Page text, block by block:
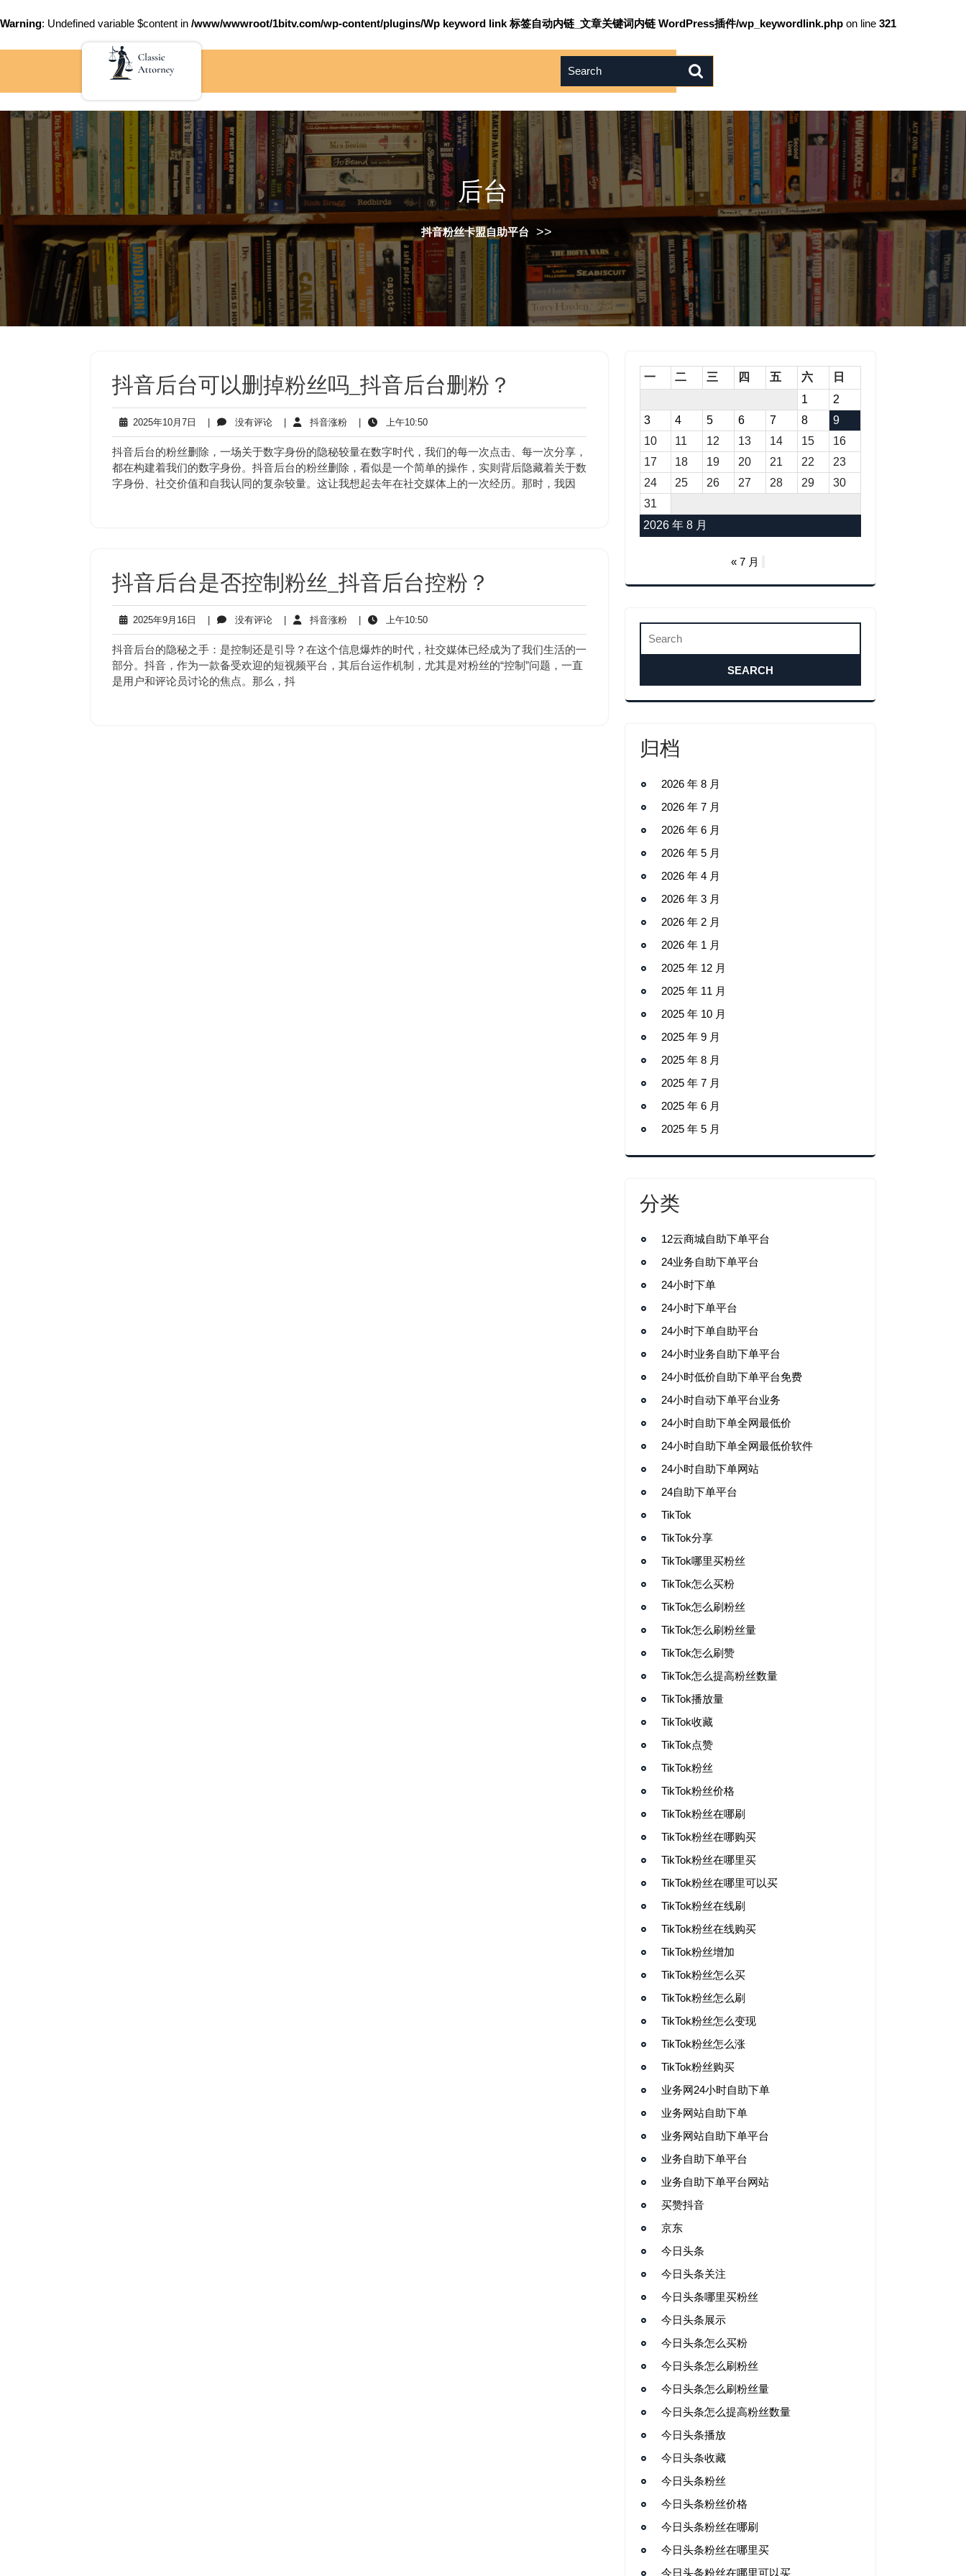
Warning: Undefined variable $content in /www/wwwroot/1bitv.com/wp-content/plugins/Wp keyword link 标签自动内链_文章关键词内链 WordPress插件/wp_keywordlink.php on line 321
后台
抖音粉丝卡盟自助平台 >>
抖音后台可以删掉粉丝吗_抖音后台删粉？
2025年10月7日
2025
年
10
月
7
日
没有评论没
有
评
论
抖音涨粉抖
音
涨
粉
上午10:50上
午
10:50
抖音后台的粉丝删除，一场关于数字身份的隐秘较量在数字时代，我们的每一次点击、每一次分享，
都在构建着我们的数字身份。抖音后台的粉丝删除，看似是一个简单的操作，实则背后隐藏着关于数
字身份、社交价值和自我认同的复杂较量。这让我想起去年在社交媒体上的一次经历。那时，我因
抖音后台是否控制粉丝_抖音后台控粉？
2025年9月16日
2025
年
9
16
日
没有评论没
有
评
论
抖音涨粉抖
音
涨
粉
上午10:50上
午
10:50
抖音后台的隐秘之手：是控制还是引导？在这个信息爆炸的时代，社交媒体已经成为了我们生活的一
部分。抖音，作为一款备受欢迎的短视频平台，其后台运作机制，尤其是对粉丝的“控制”问题，一直
是用户和评论员讨论的焦点。那么，抖
2026 年 8 月
一 二 三 四 五 六
日
1
2
3
4 5 6 7 8
9
10
11 12 13 14 15
16
17
18 19 20 21 22
23
24
25 26 27 28 29
30
31
« 7 月
归档
2026 年 8 月
2026 年 7 月
2026 年 6 月
2026 年 5 月
2026 年 4 月
2026 年 3 月
2026 年 2 月
2026 年 1 月
2025 年 12 月
2025 年 11 月
2025 年 10 月
2025 年 9 月
2025 年 8 月
2025 年 7 月
2025 年 6 月
2025 年 5 月
分类
12云商城自助下单平台
24业务自助下单平台
24小时下单
24小时下单平台
24小时下单自助平台
24小时业务自助下单平台
24小时低价自助下单平台免费
24小时自动下单平台业务
24小时自助下单全网最低价
24小时自助下单全网最低价软件
24小时自助下单网站
24自助下单平台
TikTok
TikTok分享
TikTok哪里买粉丝
TikTok怎么买粉
TikTok怎么刷粉丝
TikTok怎么刷粉丝量
TikTok怎么刷赞
TikTok怎么提高粉丝数量
TikTok播放量
TikTok收藏
TikTok点赞
TikTok粉丝
TikTok粉丝价格
TikTok粉丝在哪刷
TikTok粉丝在哪购买
TikTok粉丝在哪里买
TikTok粉丝在哪里可以买
TikTok粉丝在线刷
TikTok粉丝在线购买
TikTok粉丝增加
TikTok粉丝怎么买
TikTok粉丝怎么刷
TikTok粉丝怎么变现
TikTok粉丝怎么涨
TikTok粉丝购买
业务网24小时自助下单
业务网站自助下单
业务网站自助下单平台
业务自助下单平台
业务自助下单平台网站
买赞抖音
京东
今日头条
今日头条关注
今日头条哪里买粉丝
今日头条展示
今日头条怎么买粉
今日头条怎么刷粉丝
今日头条怎么刷粉丝量
今日头条怎么提高粉丝数量
今日头条播放
今日头条收藏
今日头条粉丝
今日头条粉丝价格
今日头条粉丝在哪刷
今日头条粉丝在哪里买
今日头条粉丝在哪里可以买